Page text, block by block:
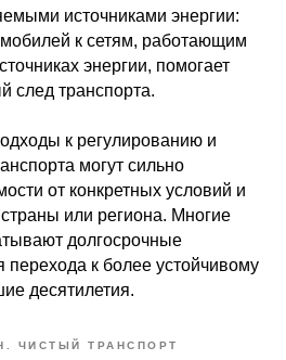
источниками энергии:
к сетям, работающим
энергии, помогает
след транспорта.
к регулированию и
могут сильно
от конкретных условий и
или региона. Многие
долгосрочные
перехода к более устойчивому
десятилетия.
ЧИСТЫЙ ТРАНСПОРТ